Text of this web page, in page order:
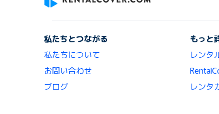
私たちとつながる
私たちについて
お問い合わせ
ブログ
もっと
レンタ
レンタ